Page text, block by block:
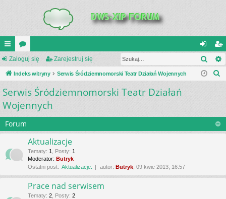
UI
C
K
_L
K
S
or
a
al
og
ar
ej
si
Zaloguj się Zarejestruj się
Indeks witryny Serwis Śródziemnomorski Teatr Działań Wojennych
a
Serwis Śródziemnomorski Teatr Działań
Wojennych
Forum
Aktualizacje
Tematy: 1 Posty: 1
Moderator: Butryk
Ostatni post: Aktualizacje. autor: Butryk , 09 kwie 2013, 16:57
Prace nad serwisem
Tematy: 2 Posty: 2